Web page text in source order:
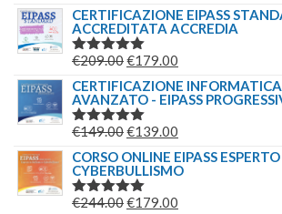
PREZZO
ORIGINALE
ERA:
PREZZO
ATTUALE
CERTIFICAZIONE EIPASS
ACCREDITATA ACCREDIA
VALUTATO
€209.00IL
PREZZO
ORIGINALE
ERA:
€179.00
PREZZO
ATTUALE
CERTIFICAZIONE
AVANZATO - EIPASS
VALUTATO
€149.00IL
PREZZO
ORIGINALE
ERA:
€139.00
PREZZO
ATTUALE
CORSO ONLINE EIPASS
CYBERBULLISMO
VALUTATO
€244.00IL
€179.00